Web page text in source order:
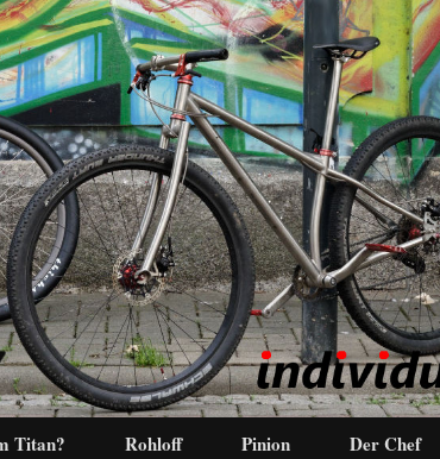
Titan? Rohloff Pinion Der Chef